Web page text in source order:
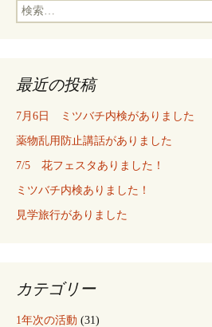
検
索:
最近の投稿
7月6日 ミツバチ内検がありました
薬物乱用防止講話がありました
7/5 花フェスタありました！
ミツバチ内検ありました！
見学旅行がありました
カテゴリー
1年次の活動 (31)